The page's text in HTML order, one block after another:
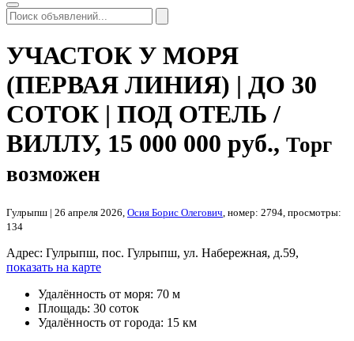
УЧАСТОК У МОРЯ
(ПЕРВАЯ ЛИНИЯ) | ДО 30
СОТОК | ПОД ОТЕЛЬ /
ВИЛЛУ, 15 000 000 руб., Торг
возможен
Гулрыпш | 26 апреля 2026, Осия Борис Олегович , номер: 2794, просмотры:
134
Адрес: Гулрыпш, пос. Гулрыпш, ул. Набережная, д.59,
показать на карте
Удалённость от моря: 70 м
Площадь: 30 соток
Удалённость от города: 15 км